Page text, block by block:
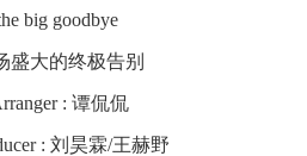
big goodbye
盛大的终极告别
: 谭侃侃
: 刘昊霖/王赫野